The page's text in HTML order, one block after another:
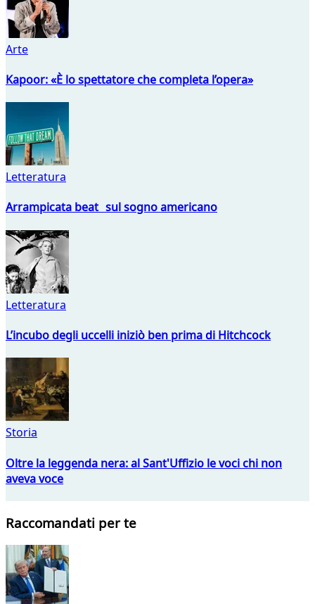
Arte
Kapoor: «È lo spettatore che completa l’opera»
Letteratura
Arrampicata beat sul sogno americano
Letteratura
L’incubo degli uccelli iniziò ben prima di Hitchcock
Storia
Oltre la leggenda nera: al Sant'Uffizio le voci chi non
aveva voce
Raccomandati per te